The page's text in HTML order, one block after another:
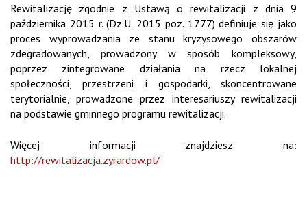
Rewitalizację zgodnie z Ustawą o rewitalizacji z dnia 9
października 2015 r. (Dz.U. 2015 poz. 1777) definiuje się jako
proces wyprowadzania ze stanu kryzysowego obszarów
zdegradowanych, prowadzony w sposób kompleksowy,
poprzez zintegrowane działania na rzecz lokalnej
społeczności, przestrzeni i gospodarki, skoncentrowane
terytorialnie, prowadzone przez interesariuszy rewitalizacji
na podstawie gminnego programu rewitalizacji.
Więcej informacji znajdziesz na:
http://rewitalizacja.zyrardow.pl/